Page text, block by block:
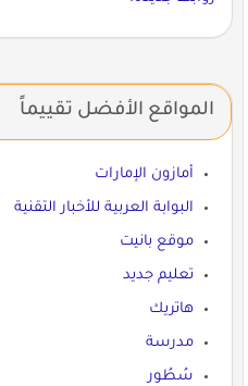
المواقع الأفضل تقييماً
أمازون الإمارات
البوابة العربية للأخبار التقنية
موقع بانيت
تعليم جديد
هاتريك
مدرسة
سُطُور